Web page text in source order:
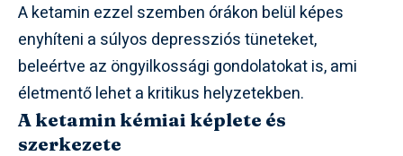
A ketamin ezzel szemben órákon belül képes
enyhíteni a súlyos depressziós tüneteket,
beleértve az öngyilkossági gondolatokat is, ami
életmentő lehet a kritikus helyzetekben.
A ketamin kémiai képlete és
szerkezete